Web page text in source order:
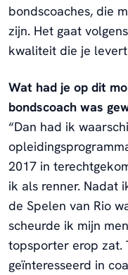
bondscoaches, die
zijn. Het gaat
kwaliteit die je
Wat had je op dit
bondscoach was
“Dan had ik
2017 in
ik als renner. Nadat
de Spelen van Rio
scheurde ik mijn
topsporter erop zat.
geïnteresseerd in